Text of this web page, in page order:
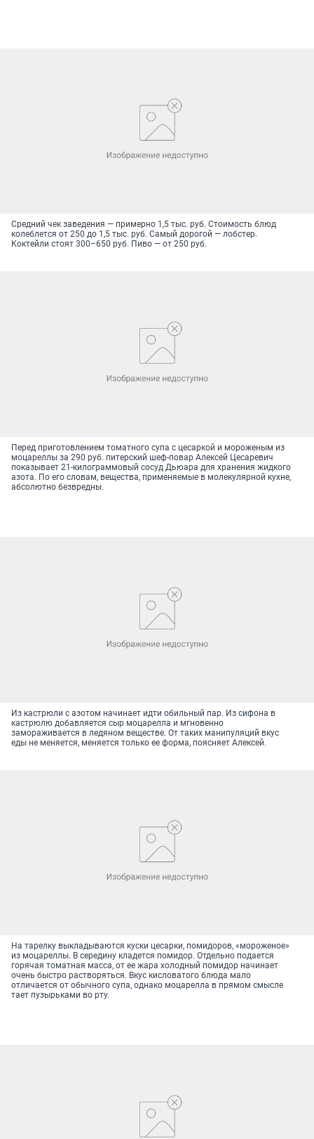
Средний чек заведения — примерно 1,5 тыс. руб. Стоимость блюд
колеблется от 250 до 1,5 тыс. руб. Самый дорогой — лобстер.
Коктейли стоят 300–650 руб. Пиво — от 250 руб.
Перед приготовлением томатного супа с цесаркой и мороженым из
моцареллы за 290 руб. питерский шеф-повар Алексей Цесаревич
показывает 21-килограммовый сосуд Дьюара для хранения жидкого
азота. По его словам, вещества, применяемые в молекулярной кухне,
абсолютно безвредны.
Из кастрюли с азотом начинает идти обильный пар. Из сифона в
кастрюлю добавляется сыр моцарелла и мгновенно
замораживается в ледяном веществе. От таких манипуляций вкус
еды не меняется, меняется только ее форма, поясняет Алексей.
На тарелку выкладываются куски цесарки, помидоров, «мороженое»
из моцареллы. В середину кладется помидор. Отдельно подается
горячая томатная масса, от ее жара холодный помидор начинает
очень быстро растворяться. Вкус кисловатого блюда мало
отличается от обычного супа, однако моцарелла в прямом смысле
тает пузырьками во рту.